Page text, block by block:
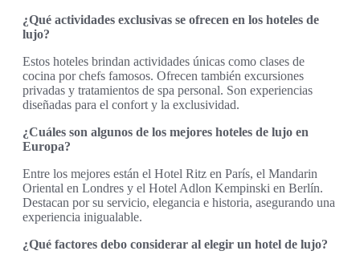
¿Qué actividades exclusivas se ofrecen en los hoteles de
lujo?
Estos hoteles brindan actividades únicas como clases de
cocina por chefs famosos. Ofrecen también excursiones
privadas y tratamientos de spa personal. Son experiencias
diseñadas para el confort y la exclusividad.
¿Cuáles son algunos de los mejores hoteles de lujo en
Europa?
Entre los mejores están el Hotel Ritz en París, el Mandarin
Oriental en Londres y el Hotel Adlon Kempinski en Berlín.
Destacan por su servicio, elegancia e historia, asegurando una
experiencia inigualable.
¿Qué factores debo considerar al elegir un hotel de lujo?